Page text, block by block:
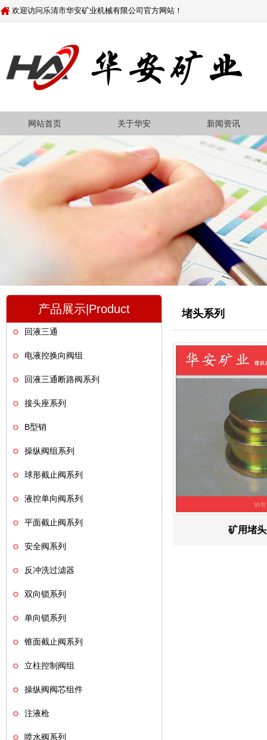
欢迎访问乐清市华安矿业机械有限公司官方网站！
网站首页 关于华安 新闻资讯
产品展示|Product
回液三通
电液控换向阀组
回液三通断路阀系列
接头座系列
B型销
操纵阀组系列
球形截止阀系列
液控单向阀系列
平面截止阀系列
安全阀系列
反冲洗过滤器
双向锁系列
单向锁系列
锥面截止阀系列
立柱控制阀组
操纵阀阀芯组件
注液枪
喷水阀系列
堵头系列
矿用堵